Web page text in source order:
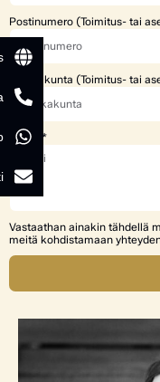
Postinumero (Toimitus- tai
Paikkakunta (Toimitus- tai
Viesti
Vastaathan ainakin tähdellä
meitä kohdistamaan